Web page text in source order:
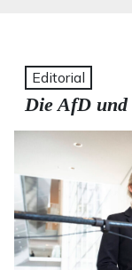
Editorial
Die AfD und